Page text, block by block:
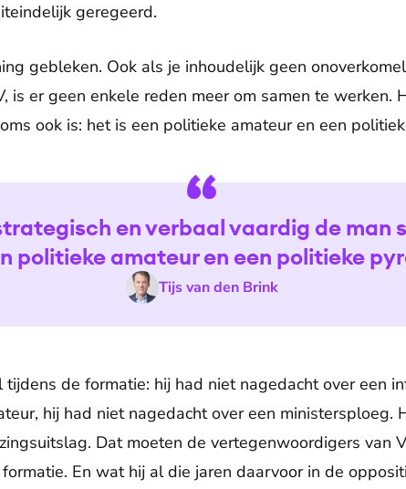
geregeerd.
gebleken. Ook als je inhoudelijk geen
is er geen enkele reden meer om samen te werken.
ook is: het is een politieke amateur en een
Tijs van den Brink
en verbaal vaardig de man
politieke amateur en een politieke
de formatie: hij had niet nagedacht over een
hij had niet nagedacht over een ministersploeg.
Dat moeten de vertegenwoordigers van
En wat hij al die jaren daarvoor in de